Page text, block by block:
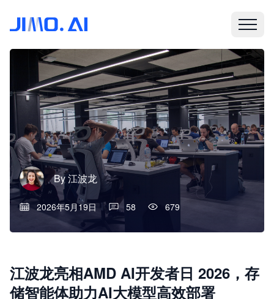
By江波龙
2026年5月19日 58 679
江波龙亮相AMD AI开发者日 2026，存
储智能体助力AI大模型高效部署